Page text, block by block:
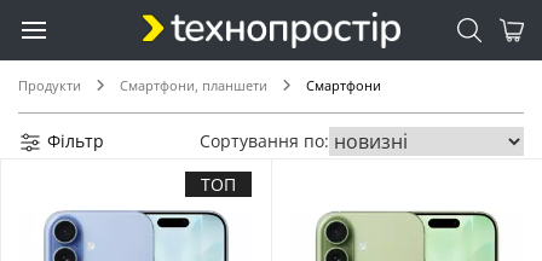
Продукти Смартфони, планшети Смартфони
Фільтр Сортування по:
ТОП